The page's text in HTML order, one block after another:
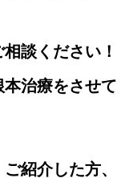
談ください！
治療をさせて
紹介した方、